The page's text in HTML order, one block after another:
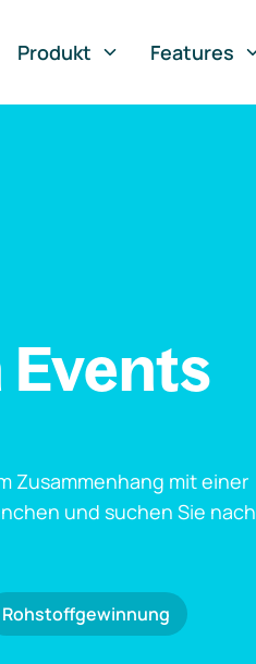
Produkt
Features
Zusammenhang mit einer
und suchen Sie nach
Rohstoffgewinnung